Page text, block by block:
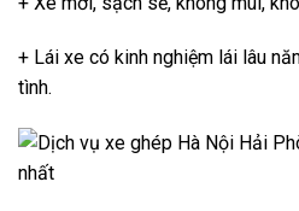
+ Lái xe có kinh nghiệm lái lâu
tình.